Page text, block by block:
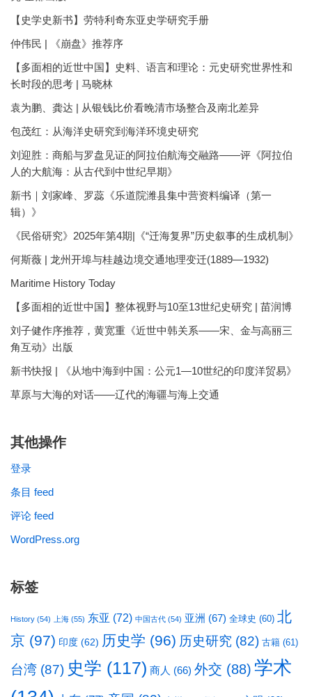
【史学史新书】劳特利奇东亚史学研究手册
仲伟民 | 《崩盘》推荐序
【多面相的近世中国】史料、语言和理论：元史研究世界性和
长时段的思考 | 马晓林
袁为鹏、龚达 | 从银钱比价看晚清市场整合及南北差异
包茂红：从海洋史研究到海洋环境史研究
刘迎胜：商船与罗盘见证的阿拉伯航海交融路——评《阿拉伯
人的大航海：从古代到中世纪早期》
新书｜刘家峰、罗蕊《乐道院潍县集中营资料编译（第一
辑）》
《民俗研究》2025年第4期|《“迁海复界”历史叙事的生成机制》
何斯薇 | 龙州开埠与桂越边境交通地理变迁(1889—1932)
Maritime History Today
【多面相的近世中国】整体视野与10至13世纪史研究 | 苗润博
刘子健作序推荐，黄宽重《近世中韩关系——宋、金与高丽三
角互动》出版
新书快报 | 《从地中海到中国：公元1—10世纪的印度洋贸易》
草原与大海的对话——辽代的海疆与海上交通
其他操作
登录
条目 feed
评论 feed
WordPress.org
标签
History (54) 上海 (55) 东亚 (72) 中国古代 (54) 亚洲 (67) 全球史 (60) 北
京 (97) 印度 (62) 历史学 (96) 历史研究 (82) 古籍 (61)
台湾 (87) 史学 (117) 商人 (66) 外交 (88) 学术